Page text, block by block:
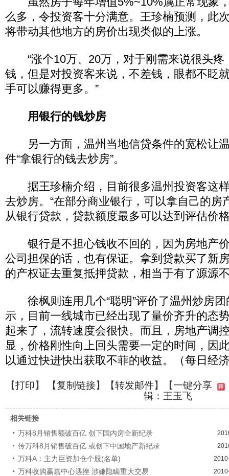
么多，令投资客十分满意。王珍楠预测，此
将带动其他地方的房价出现类似的上涨。
“涨个10万、20万，对于刚需来说很头疼
钱，但是对投资客来说，不差钱，眼都不眨
手可以赚得更多。”
用银行的钱炒房
另一方面，温州当地信贷条件的宽松让
件“拿银行的钱去炒房”。
据王珍楠介绍，目前很多温州投资客这
去炒房。“在部分商业银行，可以拿自己的房
从银行贷款，贷款额度最多可以达到评估价
银行是不担心钱收不回的，因为房地产
公司担保的话，也有保证。拿到贷款买了新
的产权证去重复抵押贷款，相当于有了源源
徐枫则连用几个“聪明”评价了温州炒房团
示，目前一线城市已经出现了量价齐升的态
起来了，流转速度会很快。而且，房地产调
显，价格刚性向上回头需要一定的时间，因
以通过快进快出获取不菲的收益。（每日经
【打印】 【复制链接】【转发邮件】
【一键分享
辑：王玉飞
相关链接
万科8月销售额破百亿 创下国内房企新纪录
传万科8月销售破百亿 或创下中国地产新纪录
万科A：主力巨资加仓个股(名单)
万科收购赢嘉中心遇挫 涉嫌隐瞒重大交易